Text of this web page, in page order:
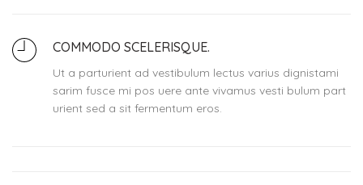
COMMODO SCELERISQUE.
Ut a parturient ad vestibulum lectus varius dignistami
sarim fusce mi pos uere ante vivamus vesti bulum part
urient sed a sit fermentum eros.